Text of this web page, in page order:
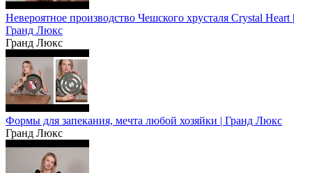
Невероятное производство Чешского хрусталя Crystal Heart |
Гранд Люкс
Гранд Люкс
Формы для запекания, мечта любой хозяйки | Гранд Люкс
Гранд Люкс